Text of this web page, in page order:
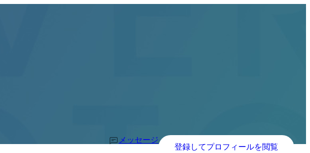
メッセージ
登録してプロフィールを閲覧